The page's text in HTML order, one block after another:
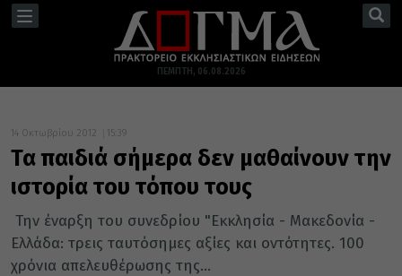
TOGGLE
ΠΈΜΠΤΗ, 06.08.2026
14 Οκτωβρίου 2012 15:39
Τα παιδιά σήμερα δεν μαθαίνουν την
ιστορία του τόπου τους
Την έναρξη του συνεδρίου "Εκκλησία - Μακεδονία -
Ελλάδα: τρεις ταυτόσημες αξίες και οντότητες. 100
χρόνια απελευθέρωσης της...